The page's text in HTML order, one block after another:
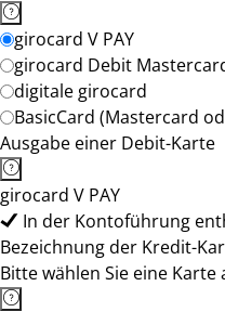
girocard V PAY
girocard Debit
digitale girocard
BasicCard (Mastercard
Ausgabe einer Debit-Karte
girocard V PAY
In der Kontoführung
Bezeichnung der Kredit-
Bitte wählen Sie eine Karte